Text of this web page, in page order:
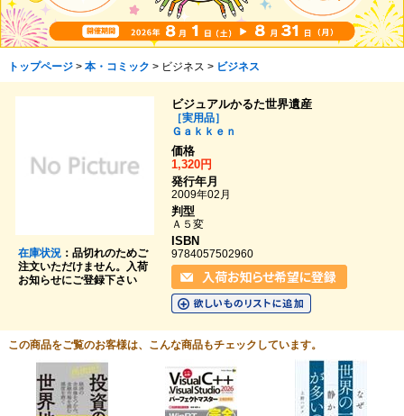
トップページ> 本・コミック > ビジネス > ビジネス
在庫状況：品切れのためご
注文いただけません。入荷
お知らせにご登録下さい
ビジュアルかるた世界遺産
［実用品］
Ｇａｋｋｅｎ
価格
1,320円
発行年月
2009年02月
判型
Ａ５変
ISBN
9784057502960
この商品をご覧のお客様は、こんな商品もチェックしています。